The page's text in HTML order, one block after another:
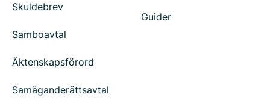
Skuldebrev
Samboavtal
Äktenskapsförord
Samäganderättsavtal
Guider